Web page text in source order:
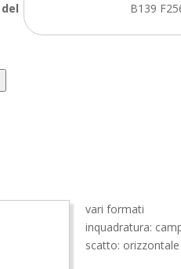
B139
vari formati
inquadratura:
scatto: orizzontale